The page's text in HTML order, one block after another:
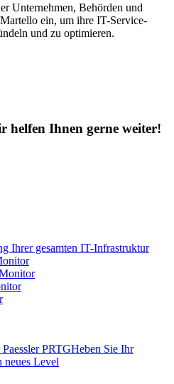
Unternehmen, Behörden und
ein, um ihre IT-Service-
und zu optimieren.
helfen Ihnen gerne weiter!
Ihrer gesamten IT-Infrastruktur
PRTGHeben Sie Ihr
Level